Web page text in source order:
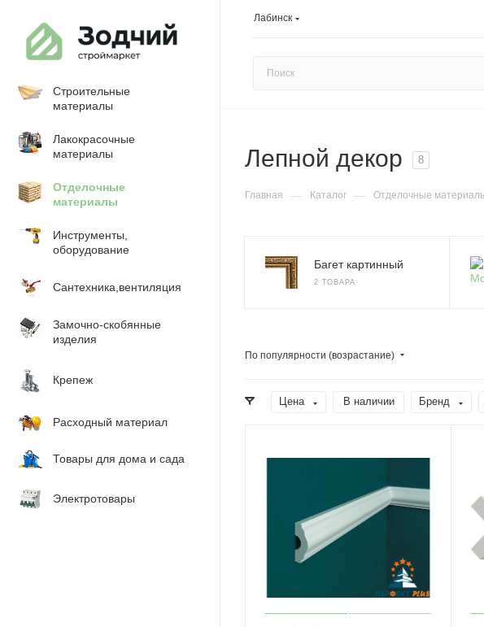
Лабинск
Строительные
материалы
Лакокрасочные
материалы
Отделочные
материалы
Инструменты,
оборудование
Сантехника,вентиляция
Замочно-скобянные
изделия
Крепеж
Расходный материал
Товары для дома и сада
Электротовары
Лепной декор 8
Главная — Каталог — Отделочные
Багет картинный
2 ТОВАРА
По популярности (возрастание)
Цена В наличии Бренд